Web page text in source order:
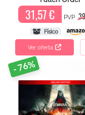
31,57 € PVP
Físico
Ver oferta
- 76%